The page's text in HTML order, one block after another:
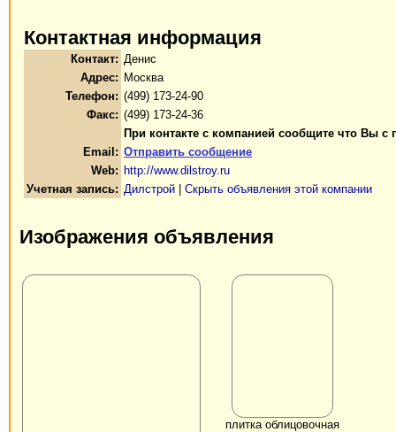
Контактная информация
Контакт: Денис
Адрес: Москва
Телефон: (499) 173-24-90
Факс: (499) 173-24-36
При контакте с компанией сообщите что Вы с
Email: Отправить сообщение
Web: http://www.dilstroy.ru
Учетная запись: Дилстрой | Скрыть объявления этой компании
Изображения объявления
плитка облицовочная